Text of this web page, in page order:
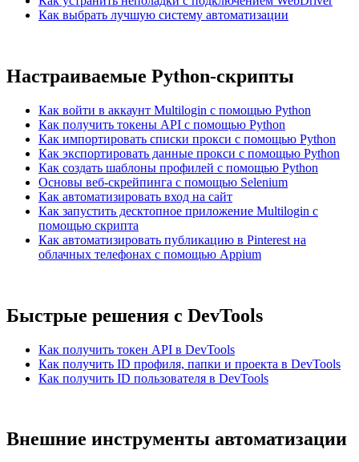
Как выбрать лучшую систему автоматизации
Настраиваемые Python-скрипты
Как войти в аккаунт Multilogin с помощью Python
Как получить токены API с помощью Python
Как импортировать списки прокси с помощью Python
Как экспортировать данные прокси с помощью Python
Как создать шаблоны профилей с помощью Python
Основы веб-скрейпинга с помощью Selenium
Как автоматизировать вход на сайт
Как запустить десктопное приложение Multilogin с
помощью скрипта
Как автоматизировать публикацию в Pinterest на
облачных телефонах с помощью Appium
Быстрые решения с DevTools
Как получить токен API в DevTools
Как получить ID профиля, папки и проекта в DevTools
Как получить ID пользователя в DevTools
Внешние инструменты автоматизации